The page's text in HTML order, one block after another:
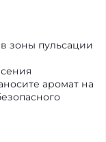
зоны пульсации
аромат на